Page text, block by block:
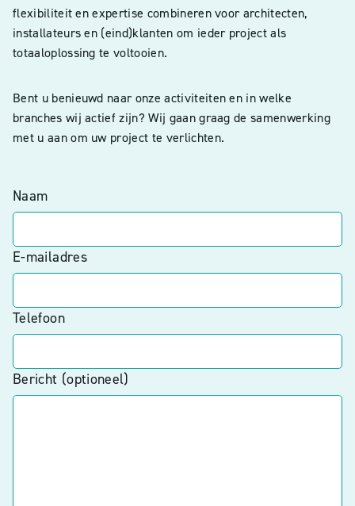
flexibiliteit en expertise combineren voor architecten,
installateurs en (eind)klanten om ieder project als
totaaloplossing te voltooien.
Bent u benieuwd naar onze activiteiten en in welke
branches wij actief zijn? Wij gaan graag de samenwerking
met u aan om uw project te verlichten.
Naam
E-mailadres
Telefoon
Bericht (optioneel)